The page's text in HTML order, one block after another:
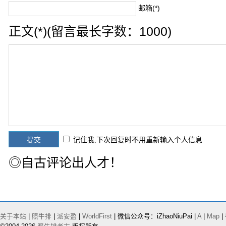
邮箱(*)
正文(*)(留言最长字数：1000)
记住我,下次回复时不用重新输入个人信息
◎自古评论出人才！
关于本站 照牛排 派安盈 WorldFirst | 微信公众号：iZhaoNiuPai | A| Map |